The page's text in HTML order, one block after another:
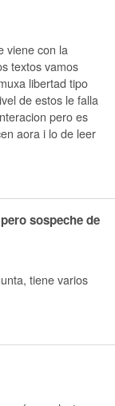
viene con la
textos vamos
libertad tipo
de estos le falla
pero es
aora i lo de leer
sospeche de
tiene varios